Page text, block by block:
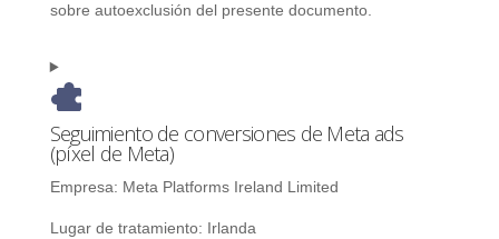
sobre autoexclusión del presente documento.
Seguimiento de conversiones de Meta ads
(píxel de Meta)
Empresa: Meta Platforms Ireland Limited
Lugar de tratamiento: Irlanda